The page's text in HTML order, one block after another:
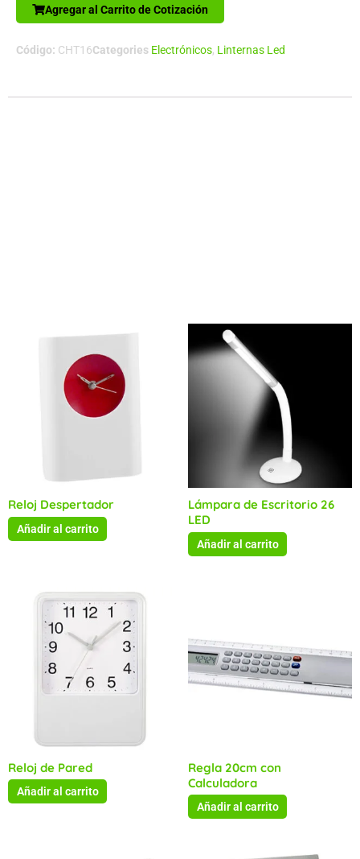
Ecológico
Agregar al Carrito de Cotización
Código: CHT16Categories Electrónicos, Linternas Led
Reloj Despertador
Añadir al carrito
Lámpara de Escritorio 26
LED
Añadir al carrito
Reloj de Pared
Añadir al carrito
Regla 20cm con
Calculadora
Añadir al carrito